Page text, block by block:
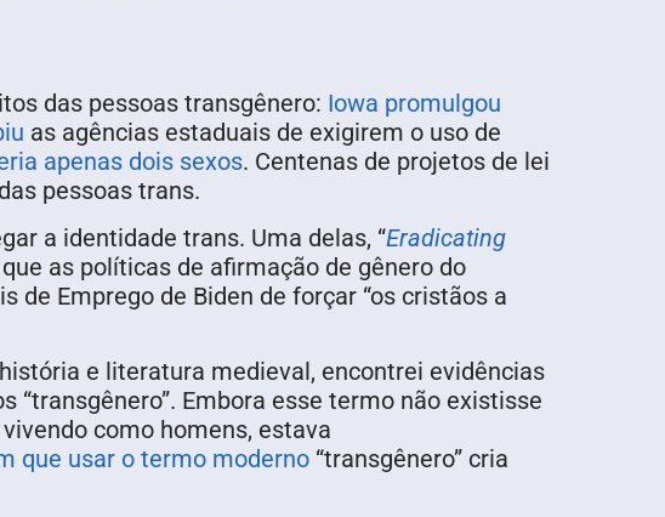
das pessoas transgênero: Iowa promulgou
as agências estaduais de exigirem o uso de
apenas dois sexos. Centenas de projetos de lei
pessoas trans.
a identidade trans. Uma delas, “Eradicating
as políticas de afirmação de gênero do
de Emprego de Biden de forçar “os cristãos a
e literatura medieval, encontrei evidências
Embora esse termo não existisse
como homens, estava
que usar o termo moderno “transgênero” cria